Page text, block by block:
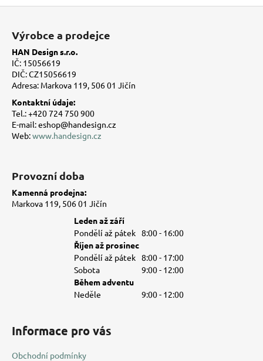
Výrobce a prodejce
HAN Design s.r.o.
IČ: 15056619
DIČ: CZ15056619
Adresa: Markova 119, 506 01 Jičín
Kontaktní údaje:
Tel.: +420 724 750 900
E-mail: eshop@handesign.cz
Web:www.handesign.cz
Provozní doba
Kamenná prodejna:
Markova 119, 506 01 Jičín
Leden až září
Pondělí až pátek 8:00 - 16:00
Říjen až prosinec
Pondělí až pátek 8:00 - 17:00
Sobota
9:00 - 12:00
Během adventu
Neděle
9:00 - 12:00
Informace pro vás
Obchodní podmínky